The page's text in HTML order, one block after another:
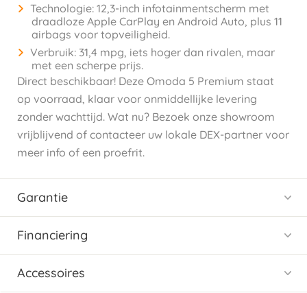
Technologie: 12,3-inch infotainmentscherm met
draadloze Apple CarPlay en Android Auto, plus 11
airbags voor topveiligheid.
Verbruik: 31,4 mpg, iets hoger dan rivalen, maar
met een scherpe prijs.
Direct beschikbaar! Deze Omoda 5 Premium staat
op voorraad, klaar voor onmiddellijke levering
zonder wachttijd. Wat nu? Bezoek onze showroom
vrijblijvend of contacteer uw lokale DEX-partner voor
meer info of een proefrit.
Garantie
Financiering
Accessoires